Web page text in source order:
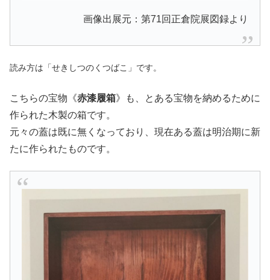
画像出展元：第71回正倉院展図録より
読み方は「せきしつのくつばこ」です。
こちらの宝物《赤漆履箱》も、とある宝物を納めるために
作られた木製の箱です。
元々の蓋は既に無くなっており、現在ある蓋は明治期に新
たに作られたものです。